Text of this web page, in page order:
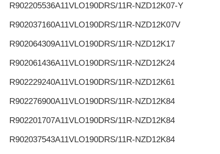
R902205536A11VLO190DRS/11R-NZD12K07-Y
R902037160A11VLO190DRS/11R-NZD12K07V
R902064309A11VLO190DRS/11R-NZD12K17
R902061436A11VLO190DRS/11R-NZD12K24
R902229240A11VLO190DRS/11R-NZD12K61
R902276900A11VLO190DRS/11R-NZD12K84
R902201707A11VLO190DRS/11R-NZD12K84
R902037543A11VLO190DRS/11R-NZD12K84